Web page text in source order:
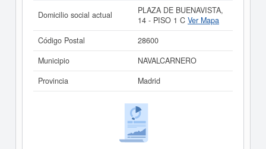
Domicilio social actual
PLAZA DE BUENAVISTA,
14 - PISO 1 C Ver Mapa
Código Postal
28600
Municipio
NAVALCARNERO
Provincia
Madrid